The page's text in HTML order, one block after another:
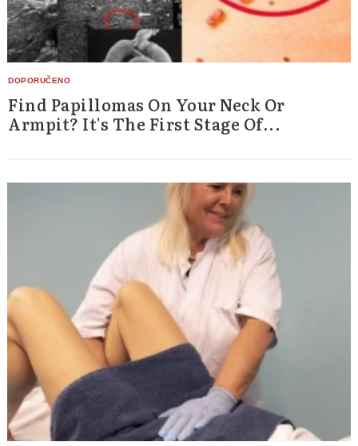
Find Papillomas On Your Neck Or
Armpit? It's The First Stage Of...